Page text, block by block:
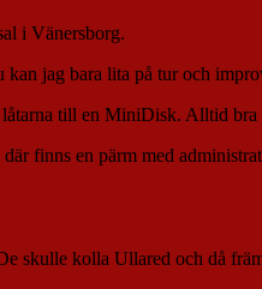
i Vänersborg.
kan jag bara lita på tur och
till en MiniDisk. Alltid bra
finns en pärm med
skulle kolla Ullared och då